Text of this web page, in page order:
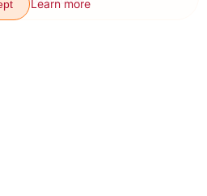
将快速获得高质量的结果。该服务
Learn more